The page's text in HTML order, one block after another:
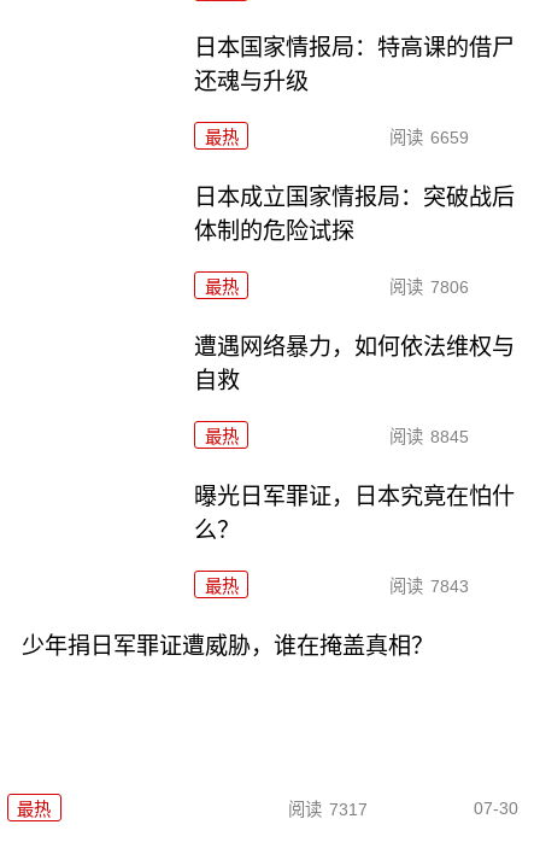
日本国家情报局：特高课的借尸
还魂与升级
最热 阅读 6659
日本成立国家情报局：突破战后
体制的危险试探
最热 阅读 7806
遭遇网络暴力，如何依法维权与
自救
最热 阅读 8845
曝光日军罪证，日本究竟在怕什
么？
最热 阅读 7843
少年捐日军罪证遭威胁，谁在掩盖真相？
最热 阅读 7317 07-30